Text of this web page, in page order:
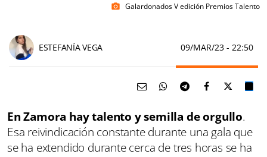
photo_camera Galardonados V edición Premios Talento
ESTEFANÍA VEGA 09/MAR/23 - 22:50
En Zamora hay talento y semilla de orgullo.
Esa reivindicación constante durante una gala que
se ha extendido durante cerca de tres horas se ha